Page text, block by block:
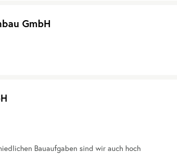
GmbH
Bauaufgaben sind wir auch hoch